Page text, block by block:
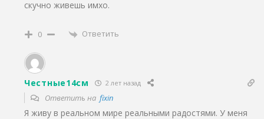
скучно живешь имхо.
0 Ответить
Честные14см 2 лет назад
Ответить на fixin
Я живу в реальном мире реальными радостями. У меня